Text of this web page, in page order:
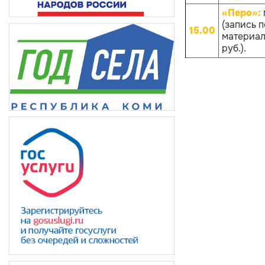
15.00
«Перо»:
(запись
руб.).